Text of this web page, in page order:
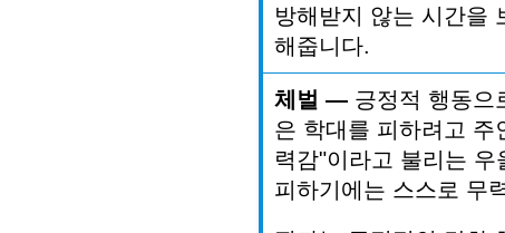
방해받지
않는 시간을
해줍니다.
체벌 — 긍정적 행동으
은 학대를 피하려고 주
력감"이라고 불리는 우
피하기에는 스스로 무